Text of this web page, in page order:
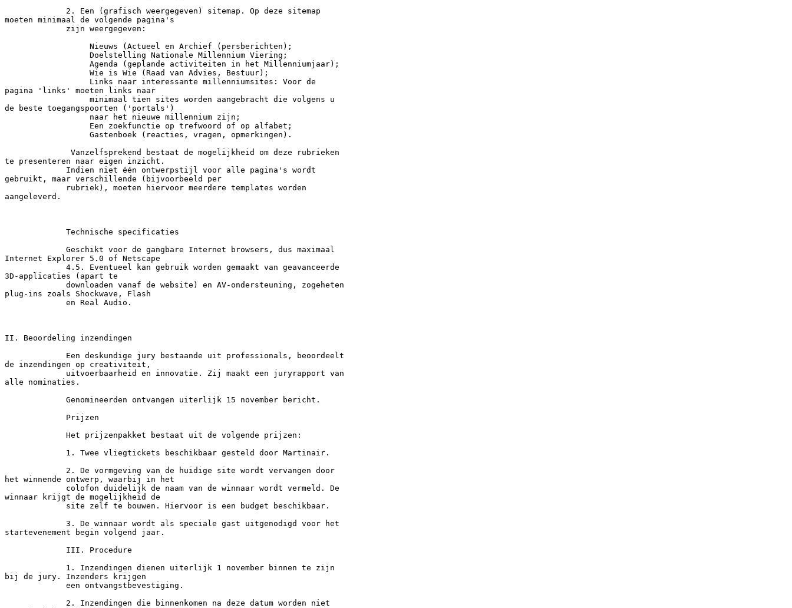
             2. Een (grafisch weergegeven) sitemap. Op deze sitemap
moeten minimaal de volgende pagina's
             zijn weergegeven:
                  Nieuws (Actueel en Archief (persberichten);
                  Doelstelling Nationale Millennium Viering;
                  Agenda (geplande activiteiten in het Millenniumjaar);
                  Wie is Wie (Raad van Advies, Bestuur);
                  Links naar interessante millenniumsites: Voor de
pagina 'links' moeten links naar
                  minimaal tien sites worden aangebracht die volgens u
de beste toegangspoorten ('portals')
                  naar het nieuwe millennium zijn;
                  Een zoekfunctie op trefwoord of op alfabet;
                  Gastenboek (reacties, vragen, opmerkingen).
              Vanzelfsprekend bestaat de mogelijkheid om deze rubrieken
te presenteren naar eigen inzicht.
             Indien niet één ontwerpstijl voor alle pagina's wordt
gebruikt, maar verschillende (bijvoorbeeld per
             rubriek), moeten hiervoor meerdere templates worden
aangeleverd.
             Technische specificaties
             Geschikt voor de gangbare Internet browsers, dus maximaal
Internet Explorer 5.0 of Netscape
             4.5. Eventueel kan gebruik worden gemaakt van geavanceerde
3D-applicaties (apart te
             downloaden vanaf de website) en AV-ondersteuning, zogeheten
plug-ins zoals Shockwave, Flash
             en Real Audio.
II. Beoordeling inzendingen
             Een deskundige jury bestaande uit professionals, beoordeelt
de inzendingen op creativiteit,
             uitvoerbaarheid en innovatie. Zij maakt een juryrapport van
alle nominaties.
             Genomineerden ontvangen uiterlijk 15 november bericht.
             Prijzen
             Het prijzenpakket bestaat uit de volgende prijzen:
             1. Twee vliegtickets beschikbaar gesteld door Martinair.
             2. De vormgeving van de huidige site wordt vervangen door
het winnende ontwerp, waarbij in het
             colofon duidelijk de naam van de winnaar wordt vermeld. De
winnaar krijgt de mogelijkheid de
             site zelf te bouwen. Hiervoor is een budget beschikbaar.
             3. De winnaar wordt als speciale gast uitgenodigd voor het
startevenement begin volgend jaar.
             III. Procedure
             1. Inzendingen dienen uiterlijk 1 november binnen te zijn
bij de jury. Inzenders krijgen
             een ontvangstbevestiging.
             2. Inzendingen die binnenkomen na deze datum worden niet